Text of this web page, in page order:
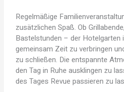
Regelmäßige
zusätzlichen Spaß. Ob
Bastelstunden – der Hotelgarten
gemeinsam Zeit zu verbringen
zu schließen. Die entspannte
den Tag in Ruhe ausklingen zu
des Tages Revue passieren zu